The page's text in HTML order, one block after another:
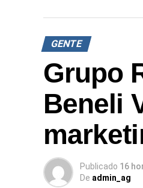
GENTE
Grupo
Beneli
Publicado 16
De admin_ag